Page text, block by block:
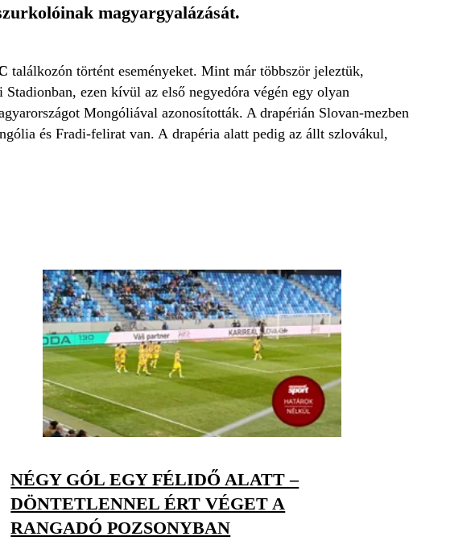
magyargyalázását.
találkozón történt eseményeket. Mint már többször jeleztük,
ezen kívül az első negyedóra végén egy olyan
Mongóliával azonosították. A drapérián Slovan-mezben
és Fradi-felirat van. A drapéria alatt pedig az állt szlovákul,
NÉGY GÓL EGY FÉLIDŐ ALATT –
DÖNTETLENNEL ÉRT VÉGET A
RANGADÓ POZSONYBAN